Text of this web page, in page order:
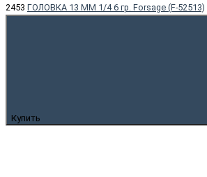
2453 ГОЛОВКА 13 ММ 1/4 6 гр. Forsage (F-52513)
Купить